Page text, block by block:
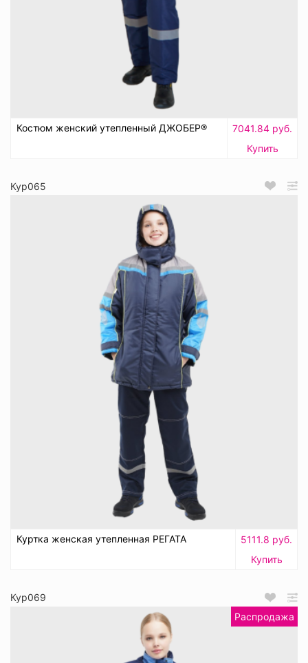
Костюм женский утепленный ДЖОБЕР®
7041.84 руб.
Купить
Кур065
Куртка женская утепленная РЕГАТА
5111.8 руб.
Купить
Кур069
Распродажа